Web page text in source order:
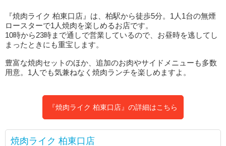
『焼肉ライク 柏東口店』は、柏駅から徒歩5分。1人1台の無煙
ロースターで1人焼肉を楽しめるお店です。
10時から23時まで通しで営業しているので、お昼時を逃してし
まったときにも重宝します。
豊富な焼肉セットのほか、追加のお肉やサイドメニューも多数
用意。1人でも気兼ねなく焼肉ランチを楽しめますよ。
『焼肉ライク 柏東口店』の詳細はこちら
焼肉ライク 柏東口店